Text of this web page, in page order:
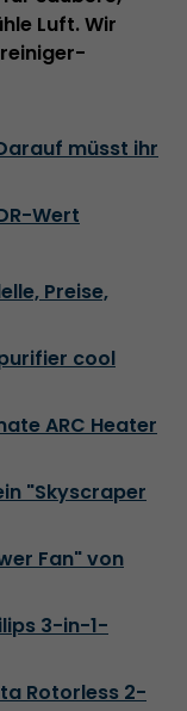
Luft. Wir
müsst ihr
Wert
Preise,
cool
ARC Heater
"Skyscraper
Fan" von
3-in-1-
Rotorless 2-